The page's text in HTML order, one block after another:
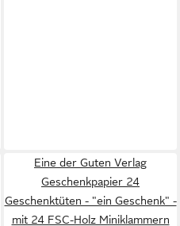
Eine der Guten Verlag
Geschenkpapier 24
Geschenktüten - "ein Geschenk" -
mit 24 FSC-Holz Miniklammern